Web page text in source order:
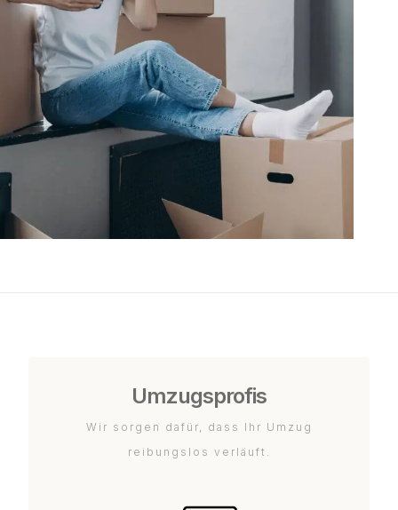
Umzugsprofis
Wir sorgen dafür, dass Ihr Umzug
reibungslos verläuft.